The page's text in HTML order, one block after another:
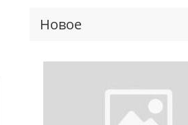
Новое